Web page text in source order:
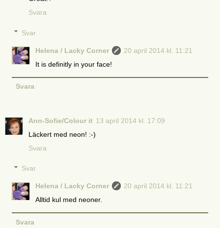
Svara
Svar
Helena / Lacky Corner
20 april 2014 kl. 11:21
It is definitly in your face!
Svara
Ann-Sofie/Colour it 13 april 2014 kl. 17:09
Läckert med neon! :-)
Svara
Svar
Helena / Lacky Corner
20 april 2014 kl. 11:21
Alltid kul med neoner.
Svara